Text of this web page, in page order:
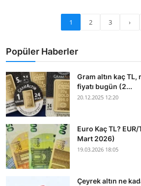
1 2 3 ›
Popüler Haberler
Gram altın kaç TL,
fiyatı bugün (2...
20.12.2025 12:20
Euro Kaç TL?
Mart 2026)
19.03.2026 18:05
Çeyrek altın ne